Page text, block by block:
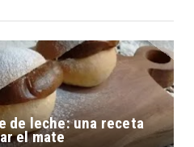
de leche: una receta
el mate